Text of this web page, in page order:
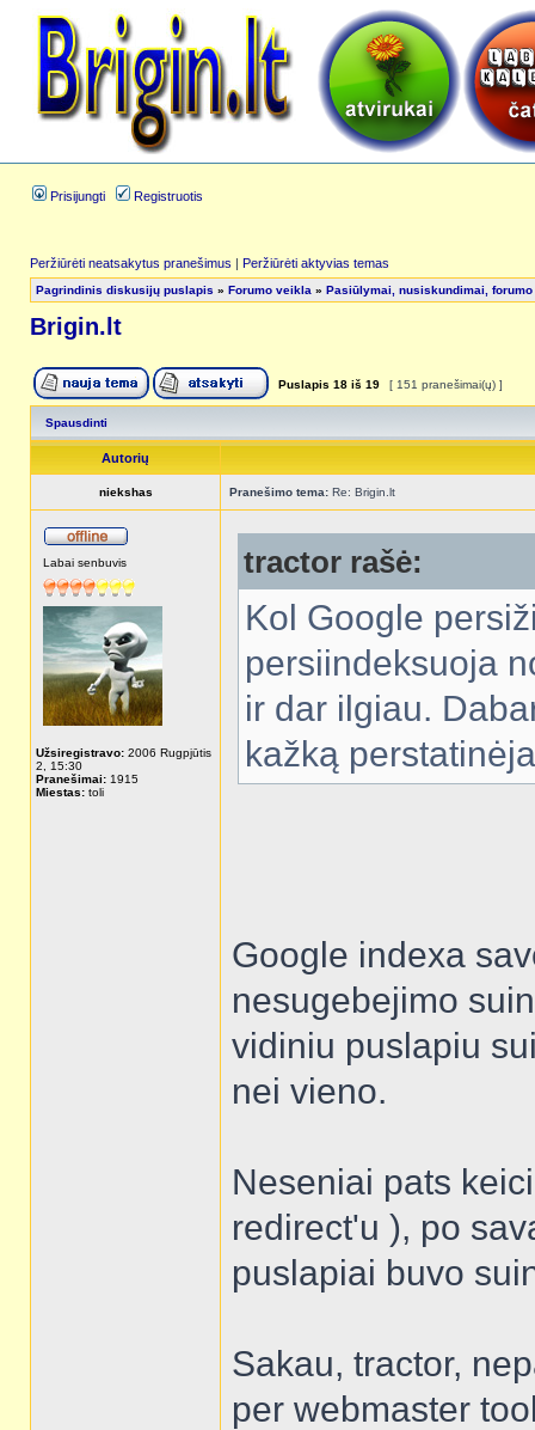
Prisijungti Registruotis
Peržiūrėti neatsakytus pranešimus | Peržiūrėti aktyvias temas
Pagrindinis diskusijų puslapis » Forumo veikla » Pasiūlymai, nusiskundimai,
Brigin.lt
Puslapis 18 iš 19 [ 151 pranešimai(ų) ]
Spausdinti
Autorių
niekshas Pranešimo tema: Re: Brigin.lt
Labai senbuvis
Užsiregistravo: 2006 Rugpjūtis
2, 15:30
Pranešimai: 1915
Miestas: toli
tractor rašė:
Kol Google
persiindeksuoja
ir dar ilgiau.
kažką
Google indexa
nesugebejimo
vidiniu puslapiu
nei vieno.
Neseniai pats
redirect'u ), po
puslapiai buvo
Sakau, tractor,
per webmaster